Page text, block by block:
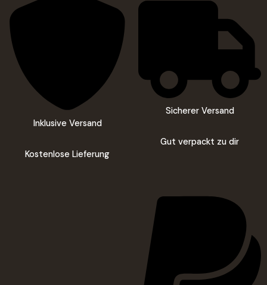
Inklusive Versand
Kostenlose Lieferung
Sicherer Versand
Gut verpackt zu dir